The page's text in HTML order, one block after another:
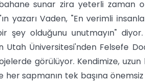
sunar zira yeterli zaman
yazarı Vaden, "En verimli
şey olduğunu unutmayın"
Utah Üniversitesi'nden Felsefe
görülüyor. Kendimize,
her sapmanın tek başına